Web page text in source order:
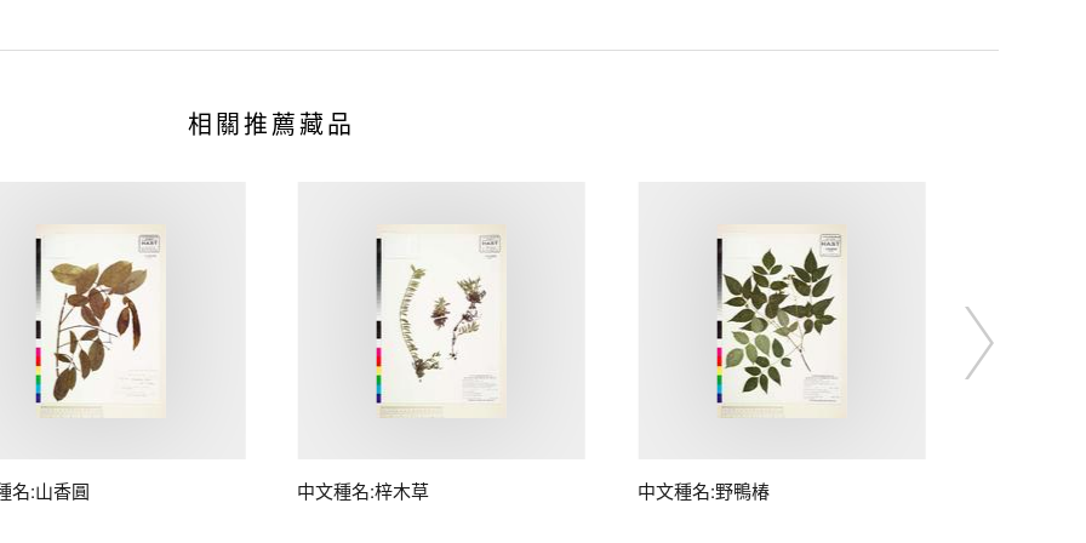
相關推薦藏品
名:山香圓 中文種名:梓木草 中文種名:野鴨椿